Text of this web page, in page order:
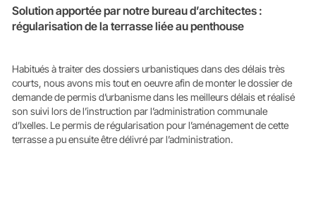
Solution apportée par notre bureau d’architectes :
régularisation de la terrasse liée au penthouse
Habitués à traiter des dossiers urbanistiques dans des délais très
courts, nous avons mis tout en oeuvre afin de monter le dossier de
demande de permis d’urbanisme dans les meilleurs délais et réalisé
son suivi lors de l’instruction par l’administration communale
d’Ixelles. Le permis de régularisation pour l’aménagement de cette
terrasse a pu ensuite être délivré par l’administration.